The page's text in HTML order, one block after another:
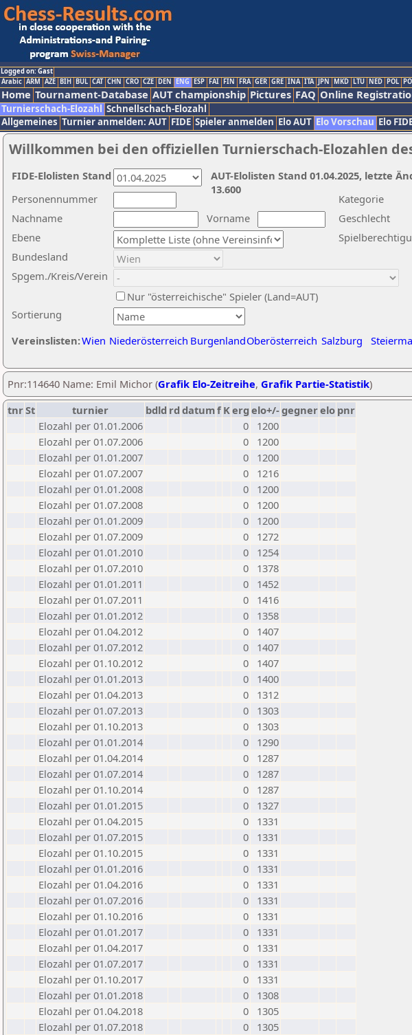
Logged on: Gast
Arabic ARM AZE BIH BUL CAT CHN CRO CZE DEN ENG ESP FAI FIN FRA GER GRE INA ITA JPN MKD LTU NED POL
Home Tournament-Database AUT championship Pictures FAQ Online
Turnierschach-Elozahl Schnellschach-Elozahl
Allgemeines Turnier anmelden: AUT FIDE Spieler anmelden Elo AUT Elo Vorschau Elo
Willkommen bei den offiziellen Turnierschach-Elozahlen
Nachname
Vorname
Ebene
Kategorie
Sortierung
Personennummer
Bundesland
Spgem./Kreis/Verein
Geschlecht
Nur "österreichische" Spieler (Land=AUT)
Vereinslisten:Wien Niederösterreich BurgenlandOberösterreich Salzburg
AUT-Elolisten Stand 01.04.2025, letzte
13.600
FIDE-Elolisten Stand
Pnr:114640 Name: Emil Michor (Grafik Elo-Zeitreihe, Grafik Partie-Statistik)
tnrSt turnier bdld rd datumf Kerg elo+/-gegnerelo pnr
Elozahl per 01.01.2006
0
1200
Elozahl per 01.07.2006
0
1200
Elozahl per 01.01.2007
0
1200
Elozahl per 01.07.2007
0
1216
Elozahl per 01.01.2008
0
1200
Elozahl per 01.07.2008
0
1200
Elozahl per 01.01.2009
0
1200
Elozahl per 01.07.2009
0
1272
Elozahl per 01.01.2010
0
1254
Elozahl per 01.07.2010
0
1378
Elozahl per 01.01.2011
0
1452
Elozahl per 01.07.2011
0
1416
Elozahl per 01.01.2012
0
1358
Elozahl per 01.04.2012
0
1407
Elozahl per 01.07.2012
0
1407
Elozahl per 01.10.2012
0
1407
Elozahl per 01.01.2013
0
1400
Elozahl per 01.04.2013
0
1312
Elozahl per 01.07.2013
0
1303
Elozahl per 01.10.2013
0
1303
Elozahl per 01.01.2014
0
1290
Elozahl per 01.04.2014
0
1287
Elozahl per 01.07.2014
0
1287
Elozahl per 01.10.2014
0
1287
Elozahl per 01.01.2015
0
1327
Elozahl per 01.04.2015
0
1331
Elozahl per 01.07.2015
0
1331
Elozahl per 01.10.2015
0
1331
Elozahl per 01.01.2016
0
1331
Elozahl per 01.04.2016
0
1331
Elozahl per 01.07.2016
0
1331
Elozahl per 01.10.2016
0
1331
Elozahl per 01.01.2017
0
1331
Elozahl per 01.04.2017
0
1331
Elozahl per 01.07.2017
0
1331
Elozahl per 01.10.2017
0
1331
Elozahl per 01.01.2018
0
1308
Elozahl per 01.04.2018
0
1305
Elozahl per 01.07.2018
0
1305